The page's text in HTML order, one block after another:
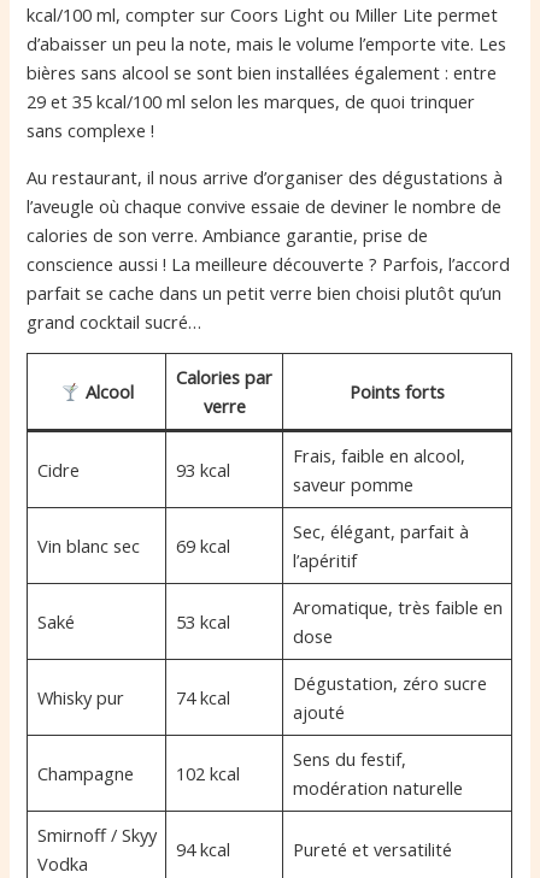
kcal/100 ml, compter sur Coors Light ou Miller Lite permet
d’abaisser un peu la note, mais le volume l’emporte vite. Les
bières sans alcool se sont bien installées également : entre
29 et 35 kcal/100 ml selon les marques, de quoi trinquer
sans complexe !
Au restaurant, il nous arrive d’organiser des dégustations à
l’aveugle où chaque convive essaie de deviner le nombre de
calories de son verre. Ambiance garantie, prise de
conscience aussi ! La meilleure découverte ? Parfois, l’accord
parfait se cache dans un petit verre bien choisi plutôt qu’un
grand cocktail sucré…
Alcool
Calories par
verre
Points forts
Cidre 93 kcal
Frais, faible en alcool,
saveur pomme
Vin blanc sec 69 kcal
Sec, élégant, parfait à
l’apéritif
Saké 53 kcal
Aromatique, très faible en
dose
Whisky pur 74 kcal
Dégustation, zéro sucre
ajouté
Champagne 102 kcal
Sens du festif,
modération naturelle
Smirnoff / Skyy
Vodka
94 kcal Pureté et versatilité